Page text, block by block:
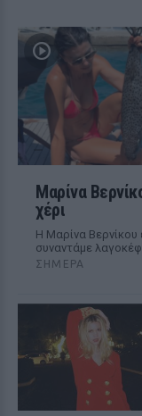
Μαρίνα
χέρι
Η Μαρίνα Βερνίκου
συναντάμε
ΣΉΜΕΡΑ